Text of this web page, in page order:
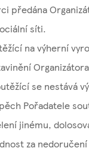
předána
síti.
na výherní
se nestává
Pořadatele
jinému,
za